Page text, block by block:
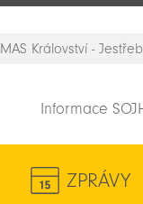
MAS Království -
Informace
ZPRÁVY